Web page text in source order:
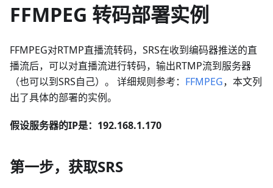
FFMPEG 转码部署实例
FFMPEG对RTMP直播流转码，SRS在收到编码器推送的直
播流后，可以对直播流进行转码，输出RTMP流到服务器
（也可以到SRS自己）。 详细规则参考： FFMPEG，本文列
出了具体的部署的实例。
假设服务器的IP是：192.168.1.170
第一步，获取SRS